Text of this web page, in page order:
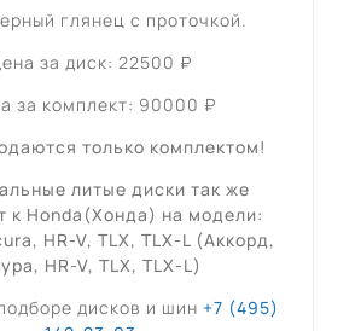
глянец с проточкой.
за диск: 22500 ₽
за комплект: 90000 ₽
только комплектом!
литые диски так же
к Honda(Хонда) на модели:
HR-V, TLX, TLX-L (Аккорд,
HR-V, TLX, TLX-L)
дисков и шин +7 (495)